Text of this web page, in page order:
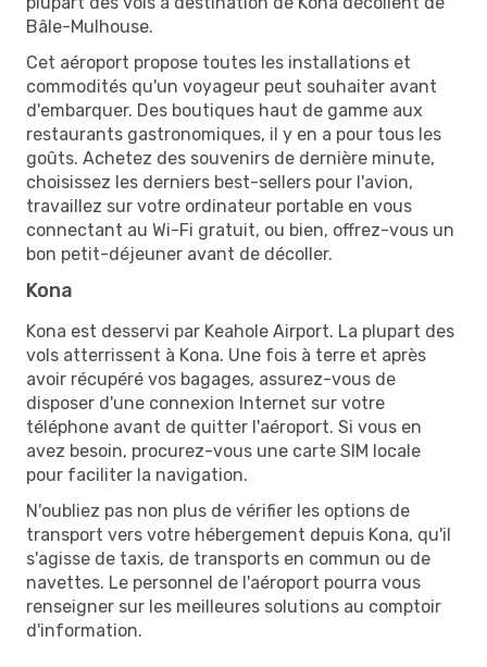
Bâle-Mulhouse.
Cet aéroport propose toutes les installations et
commodités qu'un voyageur peut souhaiter avant
d'embarquer. Des boutiques haut de gamme aux
restaurants gastronomiques, il y en a pour tous les
goûts. Achetez des souvenirs de dernière minute,
choisissez les derniers best-sellers pour l'avion,
travaillez sur votre ordinateur portable en vous
connectant au Wi-Fi gratuit, ou bien, offrez-vous un
bon petit-déjeuner avant de décoller.
Kona
Kona est desservi par Keahole Airport. La plupart des
vols atterrissent à Kona. Une fois à terre et après
avoir récupéré vos bagages, assurez-vous de
disposer d'une connexion Internet sur votre
téléphone avant de quitter l'aéroport. Si vous en
avez besoin, procurez-vous une carte SIM locale
pour faciliter la navigation.
N'oubliez pas non plus de vérifier les options de
transport vers votre hébergement depuis Kona, qu'il
s'agisse de taxis, de transports en commun ou de
navettes. Le personnel de l'aéroport pourra vous
renseigner sur les meilleures solutions au comptoir
d'information.